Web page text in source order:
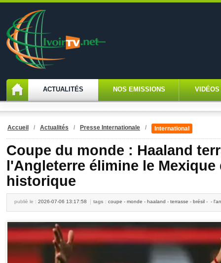
ACTUALITÉS NOS EMISSIONS VIDÉOS
Accueil / Actualités / Presse Internationale / International
Coupe du monde : Haaland
l'Angleterre élimine le
historique
publiè le : 2026-07-06 13:17:58 tags : coupe - monde - haaland - terrasse - brésil - -